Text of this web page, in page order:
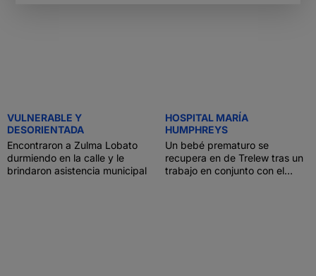
VULNERABLE Y
DESORIENTADA
Encontraron a Zulma Lobato
durmiendo en la calle y le
brindaron asistencia municipal
HOSPITAL MARÍA
HUMPHREYS
Un bebé prematuro se
recupera en de Trelew tras un
trabajo en conjunto con el